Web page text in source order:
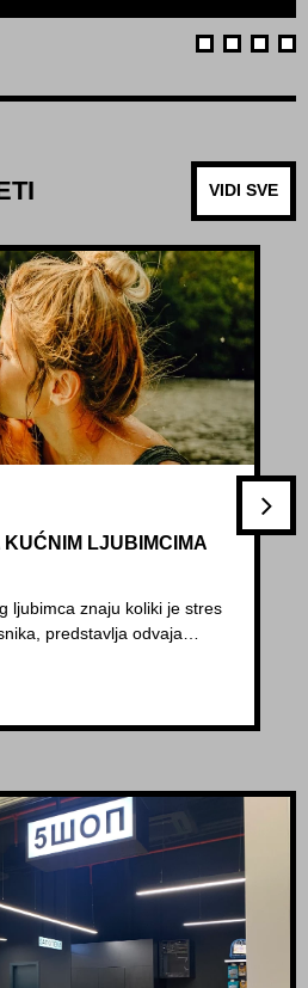
VIDI SVE
KUĆNIM LJUBIMCIMA
ljubimca znaju koliki je stres
predstavlja odvaja…